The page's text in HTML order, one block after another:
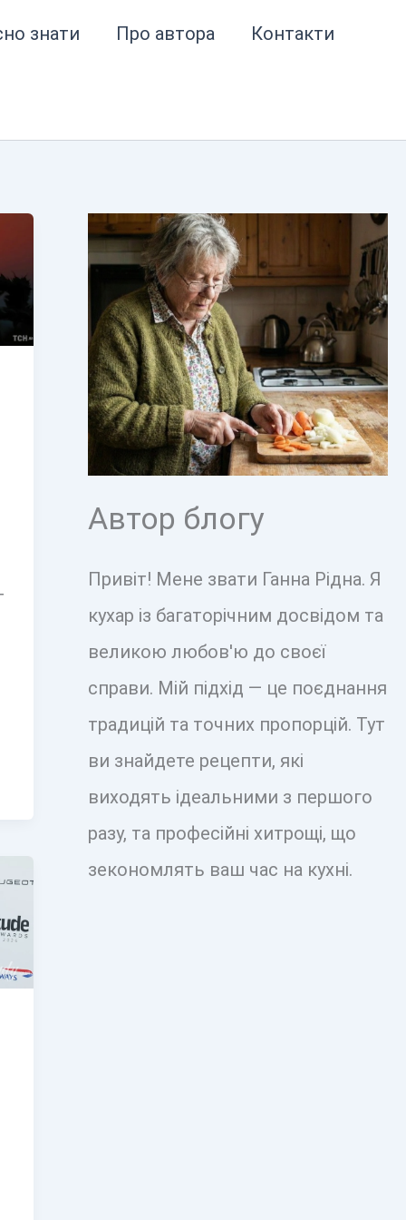
знати Про автора Контакти
Автор блогу
Привіт! Мене звати Ганна Рідна. Я
кухар із багаторічним досвідом та
великою любов'ю до своєї
справи. Мій підхід — це поєднання
традицій та точних пропорцій. Тут
ви знайдете рецепти, які
виходять ідеальними з першого
разу, та професійні хитрощі, що
зекономлять ваш час на кухні.